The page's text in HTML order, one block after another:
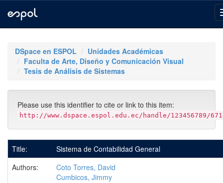
navigationDSpace en ESPOL
Unidades Académicas
Faculta de Arte, Diseño y Comunicación Visual
Tesis de Análisis de Sistemas
Please use this identifier to cite or link to this item:
http://www.dspace.espol.edu.ec/handle/123456789/
Title:
Sistema de Contabilidad General
Authors:
Coto Torres, David
Cumbicos, Jimmy